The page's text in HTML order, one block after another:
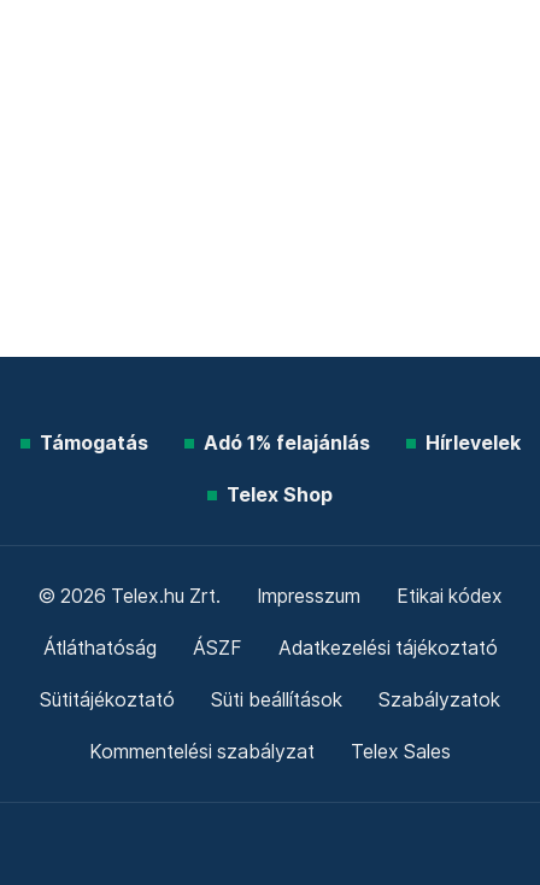
Támogatás Adó 1% felajánlás Hírlevelek
Telex Shop
© 2026 Telex.hu Zrt. Impresszum Etikai kódex
Átláthatóság ÁSZF Adatkezelési tájékoztató
Sütitájékoztató Süti beállítások Szabályzatok
Kommentelési szabályzat Telex Sales